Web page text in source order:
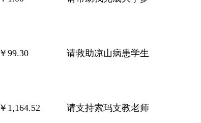
￥99.30 请救助凉山病患学生
￥1,164.52 请支持索玛支教老师